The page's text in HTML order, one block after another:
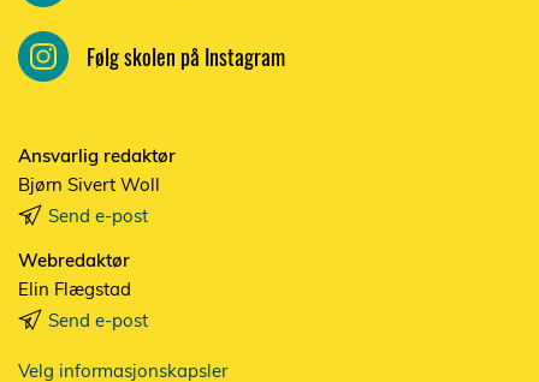
Følg skolen på Instagram
Ansvarlig redaktør
Bjørn Sivert Woll
Send e-post
Webredaktør
Elin Flægstad
Send e-post
Velg informasjonskapsler